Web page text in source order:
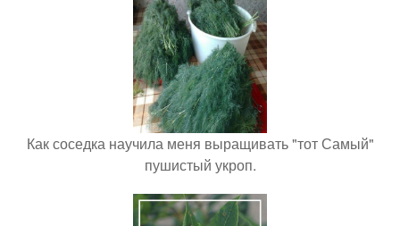
Как соседка научила меня выращивать "тот Самый"
пушистый укроп.